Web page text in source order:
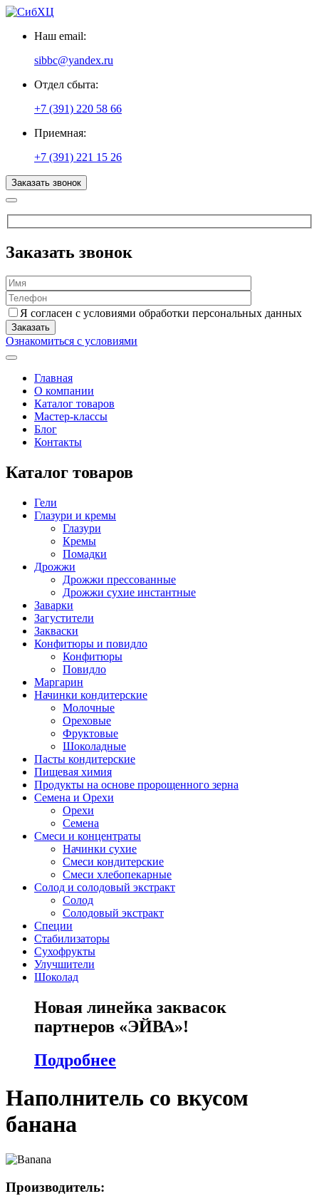
Наш email:
sibbc@yandex.ru
Отдел сбыта:
+7 (391) 220 58 66
Приемная:
+7 (391) 221 15 26
Заказать звонок
Заказать звонок
Я согласен с условиями обработки персональных данных
Ознакомиться с условиями
Главная
О компании
Каталог товаров
Мастер-классы
Блог
Контакты
Каталог товаров
Гели
Глазури и кремы
Глазури
Кремы
Помадки
Дрожжи
Дрожжи прессованные
Дрожжи сухие инстантные
Заварки
Загустители
Закваски
Конфитюры и повидло
Конфитюры
Повидло
Маргарин
Начинки кондитерские
Молочные
Ореховые
Фруктовые
Шоколадные
Пасты кондитерские
Пищевая химия
Продукты на основе пророщенного зерна
Семена и Орехи
Орехи
Семена
Смеси и концентраты
Начинки сухие
Смеси кондитерские
Смеси хлебопекарные
Солод и солодовый экстракт
Солод
Солодовый экстракт
Специи
Стабилизаторы
Сухофрукты
Улучшители
Шоколад
Новая линейка заквасок
партнеров «ЭЙВА»!
Подробнее
Наполнитель со вкусом
банана
Производитель: